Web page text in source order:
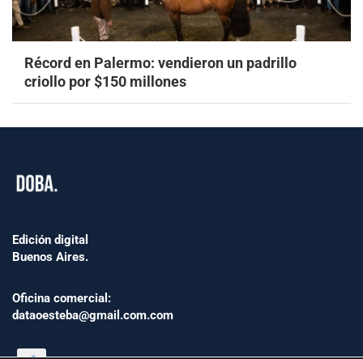
Récord en Palermo: vendieron un padrillo
criollo por $150 millones
Edición digital
Buenos Aires.
Oficina comercial:
dataoesteba@gmail.com.com